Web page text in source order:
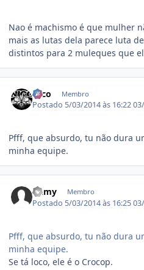
Nao é machismo é que mulher
mais as lutas dela parece luta
distintos para 2 muleques que
Nico Membro
Postado 5/03/2014 às 16:22
Pfff, que absurdo, tu não dura
minha equipe.
Gamy Membro
Postado 5/03/2014 às 16:25
Pfff, que absurdo, tu não dura
minha equipe.
Se tá loco, ele é o Crocop.